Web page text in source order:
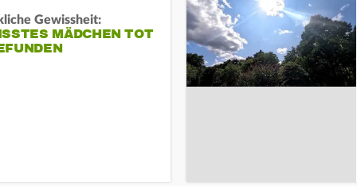
Gewissheit:
MÄDCHEN TOT